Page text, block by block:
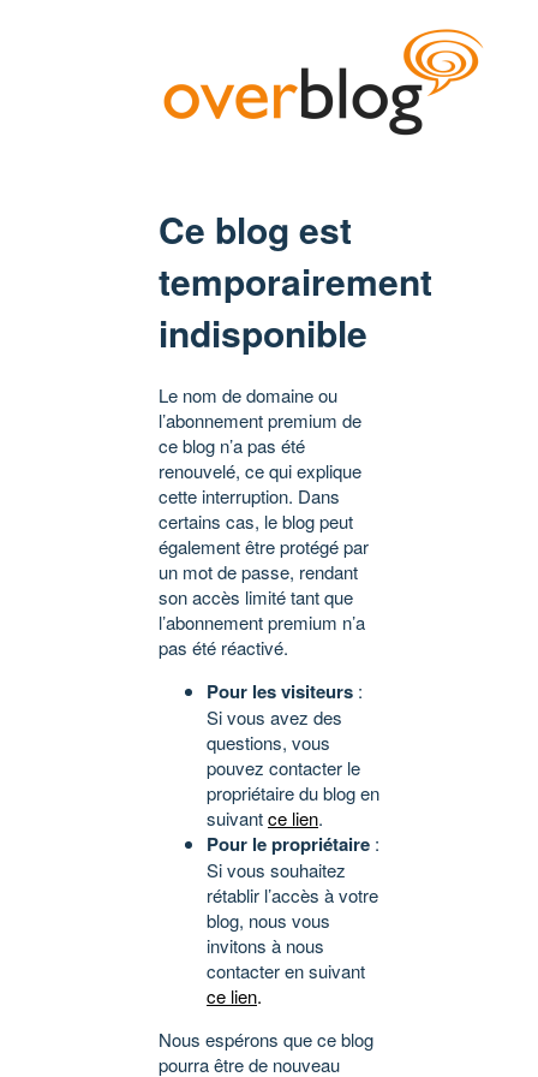
Ce blog est
temporairement
indisponible
Le nom de domaine ou
l’abonnement premium de
ce blog n’a pas été
renouvelé, ce qui explique
cette interruption. Dans
certains cas, le blog peut
également être protégé par
un mot de passe, rendant
son accès limité tant que
l’abonnement premium n’a
pas été réactivé.
Pour les visiteurs :
Si vous avez des
questions, vous
pouvez contacter le
propriétaire du blog en
suivantce lien.
Pour le propriétaire :
Si vous souhaitez
rétablir l’accès à votre
blog, nous vous
invitons à nous
contacter en suivant
ce lien.
Nous espérons que ce blog
pourra être de nouveau